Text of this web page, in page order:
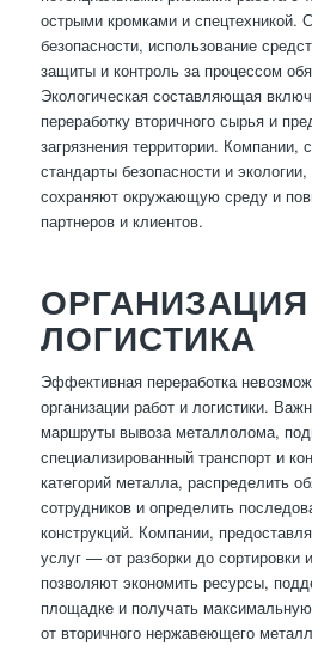
острыми кромками и спецтехникой.
безопасности, использование
защиты и контроль за процессом
Экологическая составляющая
переработку вторичного сырья и
загрязнения территории.
стандарты безопасности и
сохраняют окружающую среду и
партнеров и клиентов.
ЛОГИСТИКА
Эффективная переработка
организации работ и логистики.
маршруты вывоза металлолома,
специализированный транспорт и
категорий металла, распределить
сотрудников и определить
конструкций. Компании,
услуг — от разборки до сортировки
позволяют экономить ресурсы,
площадке и получать
от вторичного нержавеющего